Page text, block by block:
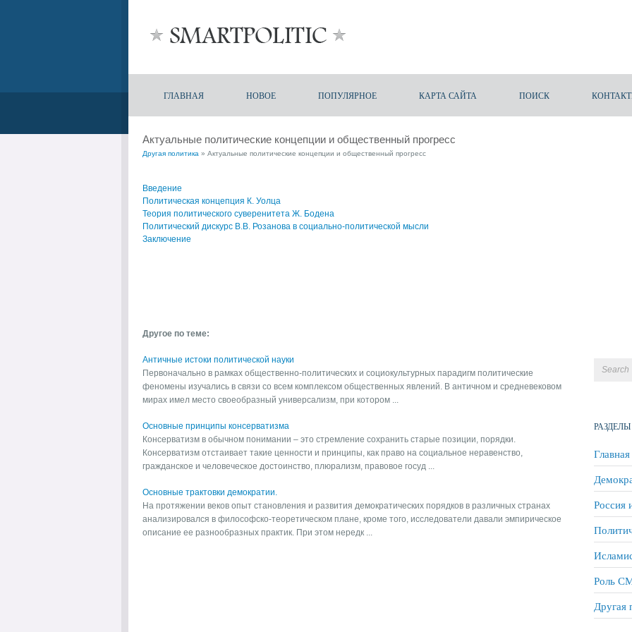
ГЛАВНАЯ НОВОЕ ПОПУЛЯРНОЕ КАРТА САЙТА ПОИСК
Актуальные политические концепции и общественный прогресс
Другая политика » Актуальные политические концепции и общественный прогресс
Введение
Политическая концепция К. Уолца
Теория политического суверенитета Ж. Бодена
Политический дискурс В.В. Розанова в социально-политической мысли
Заключение
Другое по теме:
Античные истоки политической науки
Первоначально в рамках общественно-политических и социокультурных парадигм политические
феномены изучались в связи со всем комплексом общественных явлений. В античном и средневековом
мирах имел место своеобразный универсализм, при котором ...
Основные принципы консерватизма
Консерватизм в обычном понимании – это стремление сохранить старые позиции, порядки.
Консерватизм отстаивает такие ценности и принципы, как право на социальное неравенство,
гражданское и человеческое достоинство, плюрализм, правовое госуд ...
Основные трактовки демократии.
На протяжении веков опыт становления и развития демократических порядков в различных странах
анализировался в философско-теоретическом плане, кроме того, исследователи давали эмпирическое
описание ее разнообразных практик. При этом нередк ...
РАЗДЕЛЫ
Главная
Россия
Роль
Другая